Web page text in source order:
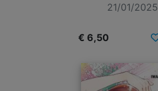
21/01/2025
€ 6,50